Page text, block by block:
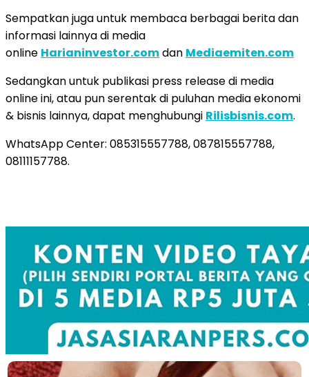
Sempatkan juga untuk membaca berbagai berita dan
informasi lainnya di media
online Harianinvestor.comdan Mediaemiten.com
Sedangkan untuk publikasi press release di media
online ini, atau pun serentak di puluhan media ekonomi
& bisnis lainnya, dapat menghubungi Rilisbisnis.com.
WhatsApp Center: 085315557788, 087815557788,
08111157788.